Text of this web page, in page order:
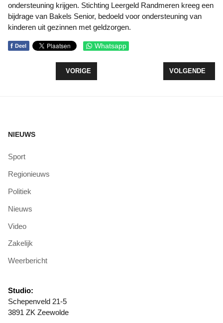
ondersteuning krijgen. Stichting Leergeld Randmeren kreeg een
bijdrage van Bakels Senior, bedoeld voor ondersteuning van
kinderen uit gezinnen met geldzorgen.
f Deel Whatsapp
VORIG ARTIKEL: PAND WEERGANG TIJDELIJK
VORIGE VOLGENDE
VOLGENDE
NIEUWS
Sport
Regionieuws
Politiek
Nieuws
Video
Zakelijk
Weerbericht
Studio:
Schepenveld 21-5
3891 ZK Zeewolde